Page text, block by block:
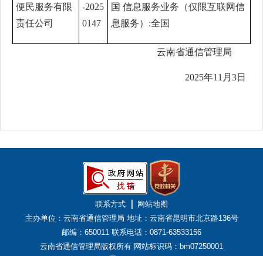
便民服务有限
责任公司
-2025
0147
国 信息服务业务（仅限互联网信
息服务）:全国
云南省通信管理局
2025年11月3日
联系方式
网站地图
主办单位：云南省通信管理局 地址：云南省昆明市北京路136号
邮编：650011 联系电话：0871-63533156
云南省通信管理局版权所有 网站标识码：bm07250001